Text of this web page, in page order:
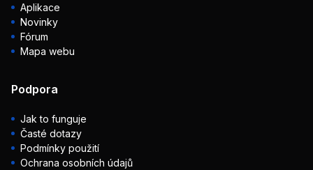
Aplikace
Novinky
Fórum
Mapa webu
Podpora
Jak to funguje
Časté dotazy
Podmínky použití
Ochrana osobních údajů